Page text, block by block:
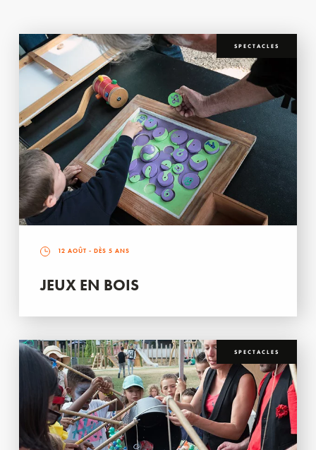
SPECTACLES
12 AOÛT - DÈS 5 ANS
JEUX EN BOIS
SPECTACLES